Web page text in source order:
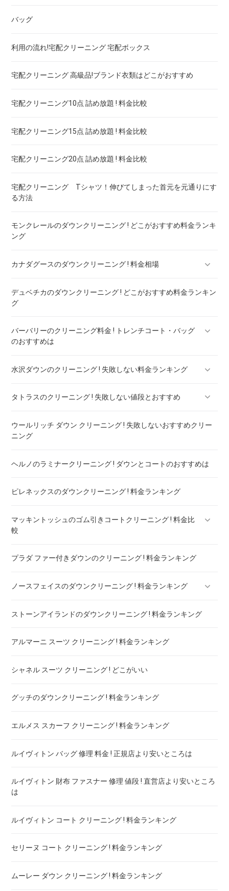
ドレス！宅配クリーニング 高品質 料金 比較
ウェディングドレス
ブランドワイシャツ！宅配クリーニング 高品質 料金 比較
ブランドダウン！宅配クリーニング 高品質 料金 比較
宅配クリーニング 保管付き ダウン ! 安いランキング
宅配クリーニング 保管付き スノボーウェア ! 安いランキング
宅配クリーニング 保管付き 毛布 ! 安いランキング
バッグ
利用の流れ!宅配クリーニング 宅配ボックス
宅配クリーニング 高級品!ブランド衣類はどこがおすすめ
宅配クリーニング10点 詰め放題 ! 料金比較
宅配クリーニング15点 詰め放題 ! 料金比較
宅配クリーニング20点 詰め放題 ! 料金比較
宅配クリーニング Tシャツ！伸びてしまった首元を元通りにす
る方法
モンクレールのダウンクリーニング ! どこがおすすめ料金ランキ
ング
カナダグースのダウンクリーニング ! 料金相場
カナダグースのダウンのリペア ! 料金ランキング
デュベチカのダウンクリーニング ! どこがおすすめ料金ランキン
グ
バーバリーのクリーニング料金 ! トレンチコート・バッグ
のおすすめは
バーバリー ダウン クリーニング ! 料金ランキング
水沢ダウンのクリーニング ! 失敗しない料金ランキング
水沢ダウンのリペア ! 料金ランキング
タトラスのクリーニング ! 失敗しない値段とおすすめ
タトラスのダウンのリペア ! 料金ランキング
ウールリッチ ダウン クリーニング ! 失敗しないおすすめクリー
ニング
ヘルノのラミナークリーニング ! ダウンとコートのおすすめは
ピレネックスのダウンクリーニング ! 料金ランキング
マッキントッシュのゴム引きコートクリーニング ! 料金比
較
マッキントッシュフィロソフィー ボンディングコート クリー
プラダ ファー付きダウンのクリーニング ! 料金ランキング
ノースフェイスのダウンクリーニング ! 料金ランキング
ノースフェイスのダウンのリペア ! 料金ランキング
ストーンアイランドのダウンクリーニング ! 料金ランキング
アルマーニ スーツ クリーニング ! 料金ランキング
シャネル スーツ クリーニング ! どこがいい
グッチのダウンクリーニング ! 料金ランキング
エルメス スカーフ クリーニング ! 料金ランキング
ルイヴィトン バッグ 修理 料金 ! 正規店より安いところは
ルイヴィトン 財布 ファスナー 修理 値段 ! 直営店より安いところ
は
ルイヴィトン コート クリーニング ! 料金ランキング
セリーヌ コート クリーニング ! 料金ランキング
ムーレー ダウン クリーニング ! 料金ランキング